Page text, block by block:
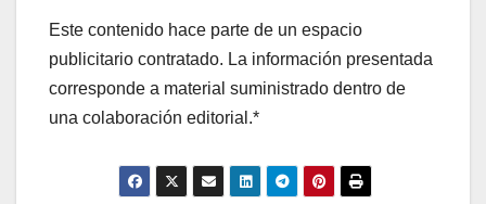
Este contenido hace parte de un espacio
publicitario contratado. La información presentada
corresponde a material suministrado dentro de
una colaboración editorial.*